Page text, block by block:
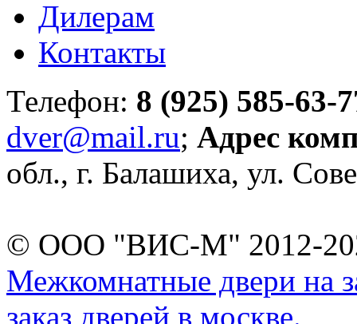
Дилерам
Контакты
Телефон: 8 (925) 585-63-
dver@mail.ru; Адрес
обл., г. Балашиха, ул.
© ООО "ВИС-М" 2012-
Межкомнатные двери на
заказ дверей в москве.